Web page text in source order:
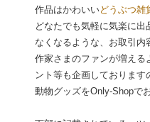
作品はかわいいどうぶつ雑
どなたでも気軽に気楽に
なくなるような、お取引内
作家さまのファンが増え
ント等も企画しておりま
動物グッズをOnly-Shopで